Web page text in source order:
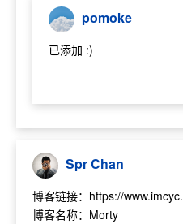
pomoke
已添加 :)
Spr Chan
博客链接：https://
博客名称：Morty